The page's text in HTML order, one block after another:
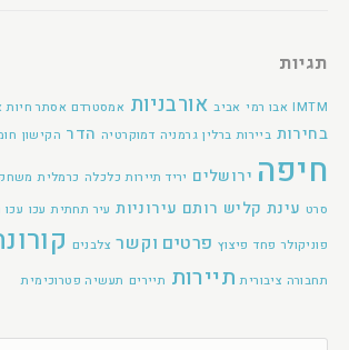
תגיות
IMTM אבו רמי אביב אורבניות אמסטרדם אסתר חיות
בחירות ביירות ברלין גרמניה דמוקרטיה הדר הקישון
חיפה ירושלים יריד תיירות כלכלה כרמלית
סרט עינת קליש רותם עירוניות עיר תחתית עכו
פוניקולר פחד פיצוץ פרטים וקשר צלבנים
תחבורה ציבורית תיירות תיירים תעשיה פטרוכימית